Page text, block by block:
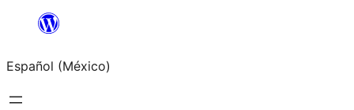
Saltar
contenido
Español (México)